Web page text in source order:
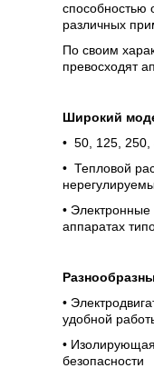
способностью
различных
По своим
превосходят
Широкий
• 50, 125, 250,
• Тепловой
•
аппаратах
•
удобной
•
безопасности